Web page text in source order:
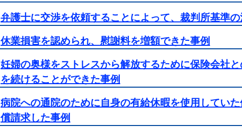
弁護士に交渉を依頼することによって、裁判所基準
休業損害を認められ、慰謝料を増額できた事例
妊婦の奥様をストレスから解放するために保険会社
を続けることができた事例
病院への通院のために自身の有給休暇を使用してい
償請求した事例